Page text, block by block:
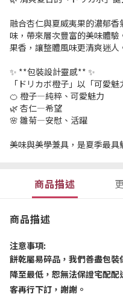
融合杏仁與夏威夷果的濃郁
味，帶來層次豐富的美味體
果香，讓整體風味更清爽迷人
✨ **包裝設計靈感** ✨
「ドリカボ橙子」以「可愛
🍊 橙子—純粹、可愛魅力
🌿 杏仁—希望
🌸 雛菊—安慰、活躍
美味與美學兼具，是夏季最具
商品描述
商品描述
注意事項:
餅乾屬易碎品，我們善盡包
降至最低，恕無法保證宅配配
客再行下訂，謝謝。